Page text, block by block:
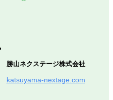
勝山ネクステージ株式会社
katsuyama-nextage.com